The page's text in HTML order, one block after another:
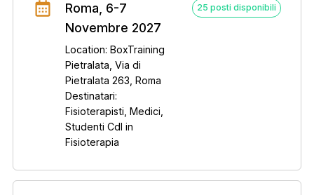
Roma, 6-7
Novembre 2027
Location: BoxTraining
Pietralata, Via di
Pietralata 263, Roma
Destinatari:
Fisioterapisti, Medici,
Studenti Cdl in
Fisioterapia
25 posti disponibili